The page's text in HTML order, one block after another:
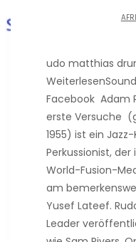
udo matthias
Facebook Adam
erste Versuche
1955) ist ein
Perkussionist,
World-Fusion-
am
Yusef Lateef.
Leader